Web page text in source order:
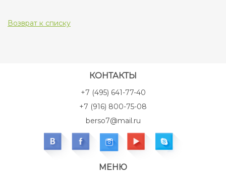
Возврат к списку
КОНТАКТЫ
+7 (495) 641-77-40
+7 (916) 800-75-08
berso7@mail.ru
МЕНЮ